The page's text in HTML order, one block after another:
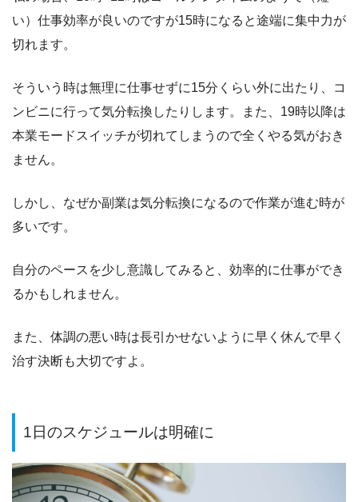
い）仕事効率が良いのですが15時になると途端に集中力が
切れます。
そういう時は無理に仕事せずに15分くらい外に出たり、コ
ンビニに行って気分転換したりします。また、19時以降は
本業モードスイッチが切れてしまうので全くやる気がおき
ません。
しかし、なぜか副業は気分転換になるので作業が進む時が
多いです。
自分のペースを少し意識してみると、効率的に仕事ができ
るかもしれません。
また、体調の悪い時は長引かせないように早く休んで早く
治す決断も大切ですよ。
1日のスケジュールは明確に